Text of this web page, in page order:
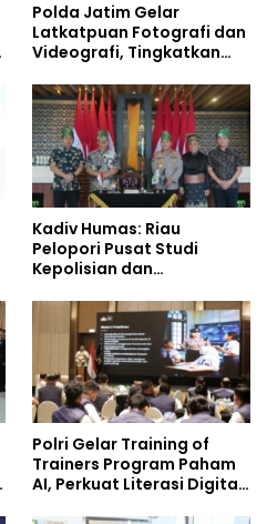
Polda Jatim Gelar
Latkatpuan Fotografi dan
Videografi, Tingkatkan
Era Digital
Kadiv Humas: Riau
Pelopori Pusat Studi
Kepolisian dan
Policing Masuki Babak
Polri Gelar Training of
Trainers Program Paham
AI, Perkuat Literasi Digital